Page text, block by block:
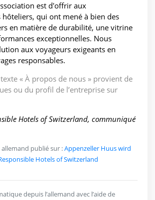
est d'offrir aux
hôteliers, qui ont mené à bien des
en matière de durabilité, une vitrine
exceptionnelles. Nous
aux voyageurs exigeants en
responsables.
« À propos de nous » provient de
ou du profil de l’entreprise sur
Hotels of Switzerland, communiqué
publié sur :Appenzeller Huus wird
Hotels of Switzerland
depuis l’allemand avec l’aide de